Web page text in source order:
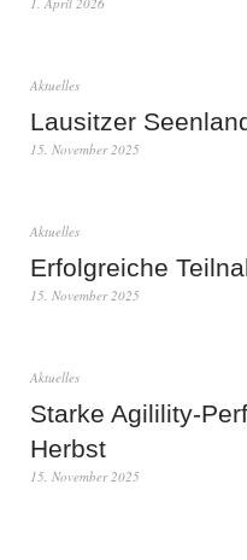
Aktuelles
Lausitzer
15. November 2025
Aktuelles
Erfolgreiche
15. November 2025
Aktuelles
Starke Agilility-
Herbst
15. November 2025